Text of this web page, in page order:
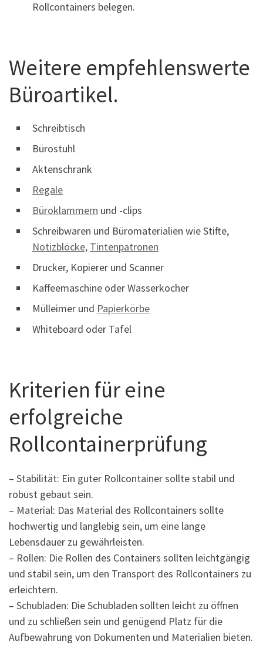
Rollcontainers belegen.
Weitere empfehlenswerte
Büroartikel.
Schreibtisch
Bürostuhl
Aktenschrank
Regale
Büroklammern und -clips
Schreibwaren und Büromaterialien wie Stifte,
Notizblöcke, Tintenpatronen
Drucker, Kopierer und Scanner
Kaffeemaschine oder Wasserkocher
Mülleimer und Papierkörbe
Whiteboard oder Tafel
Kriterien für eine
erfolgreiche
Rollcontainerprüfung
– Stabilität: Ein guter Rollcontainer sollte stabil und
robust gebaut sein.
– Material: Das Material des Rollcontainers sollte
hochwertig und langlebig sein, um eine lange
Lebensdauer zu gewährleisten.
– Rollen: Die Rollen des Containers sollten leichtgängig
und stabil sein, um den Transport des Rollcontainers zu
erleichtern.
– Schubladen: Die Schubladen sollten leicht zu öffnen
und zu schließen sein und genügend Platz für die
Aufbewahrung von Dokumenten und Materialien bieten.